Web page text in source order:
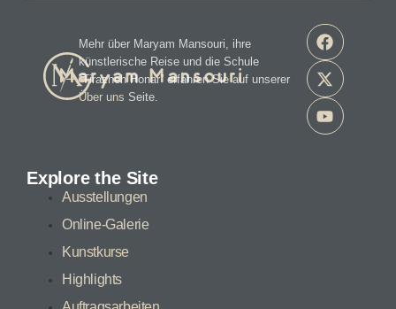
Mehr über Maryam Mansouri, ihre
künstlerische Reise und die Schule
“Tirazheh Honar” erfahren Sie auf unserer
Über uns Seite.
Explore the Site
Ausstellungen
Online-Galerie
Kunstkurse
Highlights